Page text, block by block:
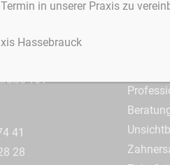
04
161
41
28
in unserer Praxis zu
Hassebrauck